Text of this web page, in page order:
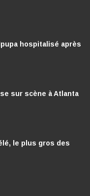
hospitalisé après
sur scène à Atlanta
le plus gros des